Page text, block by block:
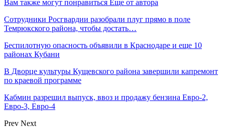
Вам также могут понравиться Еще от автора
Сотрудники Росгвардии разобрали плуг прямо в поле
Темрюкского района, чтобы достать…
Беспилотную опасность объявили в Краснодаре и еще 10
районах Кубани
В Дворце культуры Кущевского района завершили капремонт
по краевой программе
Кабмин разрешил выпуск, ввоз и продажу бензина Евро-2,
Евро-3, Евро-4
Prev Next